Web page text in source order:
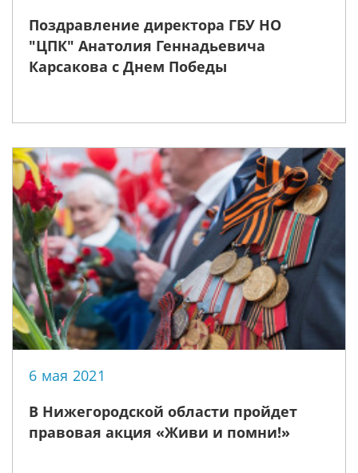
Поздравление директора ГБУ НО
"ЦПК" Анатолия Геннадьевича
Карсакова с Днем Победы
6 мая 2021
В Нижегородской области пройдет
правовая акция «Живи и помни!»